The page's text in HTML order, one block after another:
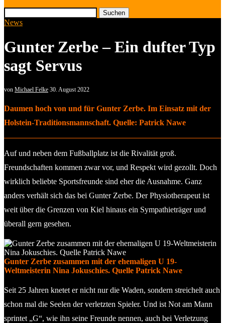
Suchen
News
Gunter Zerbe – Ein dufter Typ
sagt Servus
von Michael Felke 30. August 2022
Daumen hoch von und für Gunter Zerbe. Im Einsatz mit der
Holstein-Traditionsmannschaft. Quelle: Patrick Nawe
Auf und neben dem Fußballplatz ist die Rivalität groß.
Freundschaften kommen zwar vor, und Respekt wird gezollt. Doch
wirklich beliebte Sportsfreunde sind eher die Ausnahme. Ganz
anders verhält sich das bei Gunter Zerbe. Der Physiotherapeut ist
weit über die Grenzen von Kiel hinaus ein Sympathieträger und
überall gern gesehen.
Gunter Zerbe zusammen mit der ehemaligen U 19-
Weltmeisterin Nina Jokuschies. Quelle Patrick Nawe
Seit 25 Jahren knetet er nicht nur die Waden, sondern streichelt auch
schon mal die Seelen der verletzten Spieler. Und ist Not am Mann
sprintet „G“, wie ihn seine Freunde nennen, auch bei Verletzung